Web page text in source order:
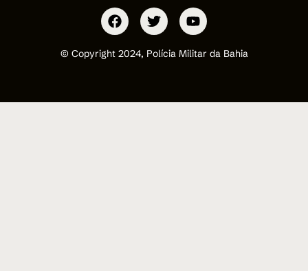
© Copyright 2024, Polícia Militar da Bahia